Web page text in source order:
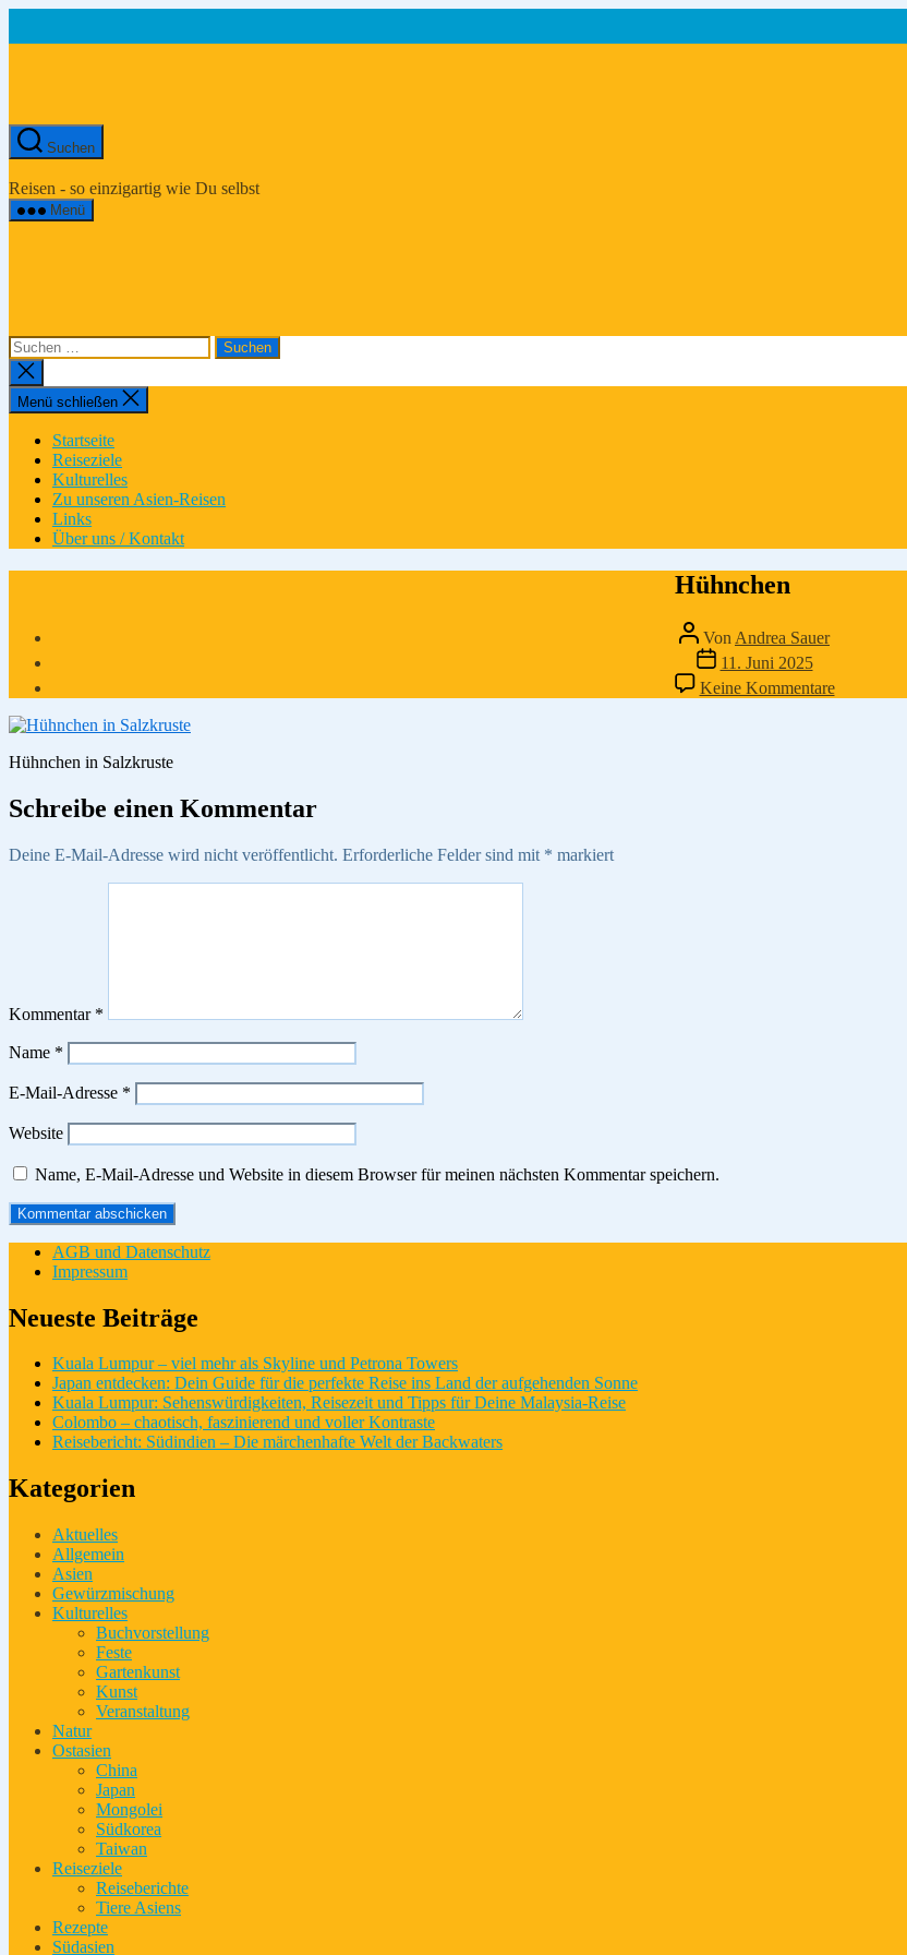
Suchen
Reiseportal
Reisen - so einzigartig wie Du selbst
Menü
Suchen
nach:
Suche
schließen
Menü schließen
Startseite
Reiseziele
Kulturelles
Zu unseren Asien-Reisen
Links
Über uns / Kontakt
Hühnchen
Beitragsautor
Von Andrea Sauer
Veröffentlichungsdatum
11. Juni 2025
Keine Kommentarezu
Hühnchen
Hühnchen in Salzkruste
Schreibe einen Kommentar
Deine E-Mail-Adresse wird nicht veröffentlicht. Erforderliche Felder sind mit * markiert
Kommentar *
Name *
E-Mail-Adresse *
Website
Name, E-Mail-Adresse und Website in diesem Browser für meinen nächsten Kommentar speichern.
AGB und Datenschutz
Impressum
Neueste Beiträge
Kuala Lumpur – viel mehr als Skyline und Petrona Towers
Japan entdecken: Dein Guide für die perfekte Reise ins Land der aufgehenden Sonne
Kuala Lumpur: Sehenswürdigkeiten, Reisezeit und Tipps für Deine Malaysia-Reise
Colombo – chaotisch, faszinierend und voller Kontraste
Reisebericht: Südindien – Die märchenhafte Welt der Backwaters
Kategorien
Aktuelles
Allgemein
Asien
Gewürzmischung
Kulturelles
Buchvorstellung
Feste
Gartenkunst
Kunst
Veranstaltung
Natur
Ostasien
China
Japan
Mongolei
Südkorea
Taiwan
Reiseziele
Reiseberichte
Tiere Asiens
Rezepte
Südasien